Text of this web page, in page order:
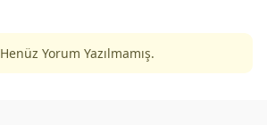
Henüz Yorum Yazılmamış.